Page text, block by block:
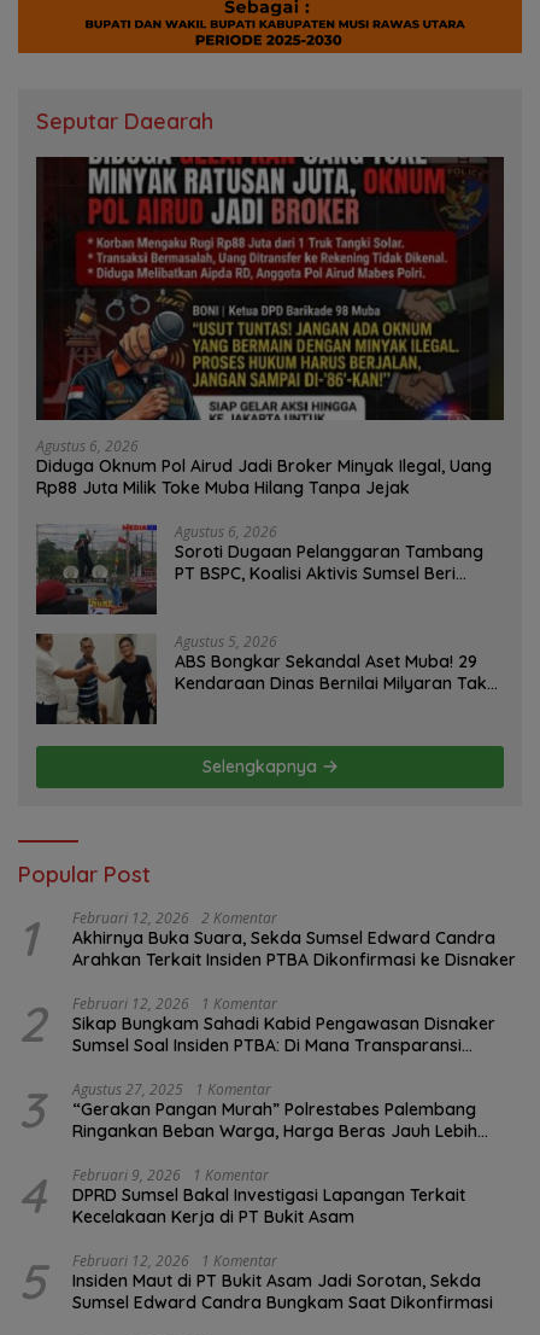
Seputar Daearah
Agustus 6, 2026
Diduga Oknum Pol Airud Jadi Broker Minyak Ilegal, Uang
Rp88 Juta Milik Toke Muba Hilang Tanpa Jejak
Agustus 6, 2026
Soroti Dugaan Pelanggaran Tambang
PT BSPC, Koalisi Aktivis Sumsel Beri
Agustus 5, 2026
ABS Bongkar Sekandal Aset Muba! 29
Kendaraan Dinas Bernilai Milyaran Tak
Selengkapnya
Popular Post
1 Februari 12, 2026 2 Komentar
Akhirnya Buka Suara, Sekda Sumsel Edward Candra
Arahkan Terkait Insiden PTBA Dikonfirmasi ke Disnaker
2 Februari 12, 2026 1 Komentar
Sikap Bungkam Sahadi Kabid Pengawasan Disnaker
Sumsel Soal Insiden PTBA: Di Mana Transparansi
3 Agustus 27, 2025 1 Komentar
“Gerakan Pangan Murah” Polrestabes Palembang
Ringankan Beban Warga, Harga Beras Jauh Lebih
4 Februari 9, 2026 1 Komentar
DPRD Sumsel Bakal Investigasi Lapangan Terkait
Kecelakaan Kerja di PT Bukit Asam
5 Februari 12, 2026 1 Komentar
Insiden Maut di PT Bukit Asam Jadi Sorotan, Sekda
Sumsel Edward Candra Bungkam Saat Dikonfirmasi